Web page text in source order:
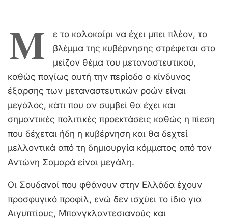
Μ
ε το καλοκαίρι να έχει μπει πλέον, το
βλέμμα της κυβέρνησης στρέφεται στο
μείζον θέμα του μεταναστευτικού,
καθώς παγίως αυτή την περίοδο ο κίνδυνος
έξαρσης των μεταναστευτικών ροών είναι
μεγάλος, κάτι που αν συμβεί θα έχει και
σημαντικές πολιτικές προεκτάσεις καθώς η πίεση
που δέχεται ήδη η κυβέρνηση και θα δεχτεί
μελλοντικά από τη δημιουργία κόμματος από τον
Αντώνη Σαμαρά είναι μεγάλη.
Οι Σουδανοί που φθάνουν στην Ελλάδα έχουν
προσφυγικό προφίλ, ενώ δεν ισχύει το ίδιο για
Αιγυπτίους, Μπανγκλαντεσιανούς και